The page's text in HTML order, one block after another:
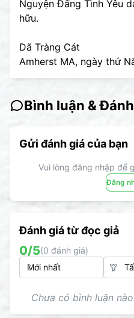
Nguyện Đấng Tình Yêu
hữu.
Dã Tràng Cát
Amherst MA, ngày thứ
Bình luận &
Gửi đánh giá của bạn
Vui lòng đăng nhập để
Đăng
Đánh giá từ đọc giả
0/5(0 đánh giá)
Chưa có bình luận